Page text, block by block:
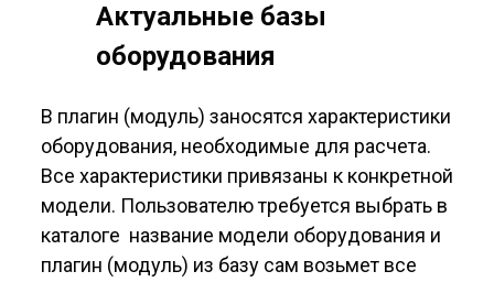
Актуальные базы
оборудования
В плагин (модуль) заносятся характеристики
оборудования, необходимые для расчета.
Все характеристики привязаны к конкретной
модели. Пользователю требуется выбрать в
каталоге название модели оборудования и
плагин (модуль) из базу сам возьмет все